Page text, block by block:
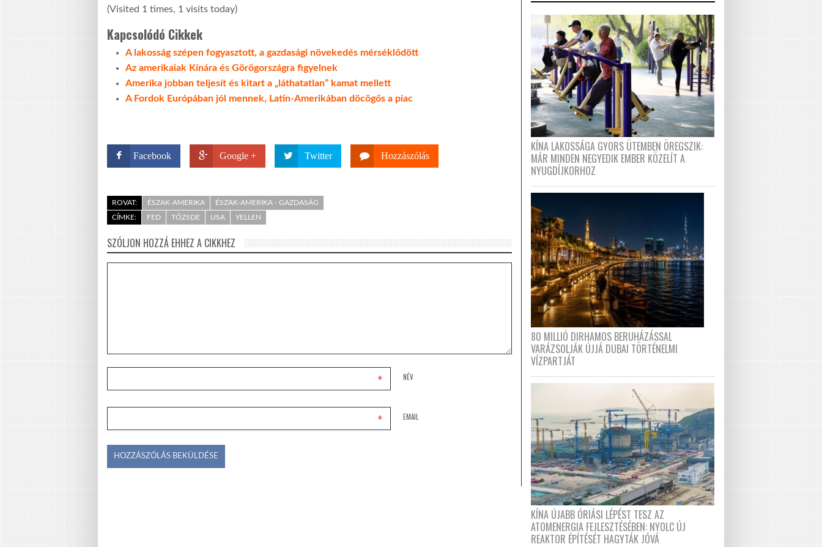
(Visited 1 times, 1 visits today)
Kapcsolódó Cikkek
A lakosság szépen fogyasztott, a gazdasági növekedés mérséklődött
Az amerikaiak Kínára és Görögországra figyelnek
Amerika jobban teljesít és kitart a „láthatatlan” kamat mellett
A Fordok Európában jól mennek, Latin-Amerikában döcögős a piac
Facebook Google + Twitter Hozzászólás
ROVAT: ÉSZAK-AMERIKA
ÉSZAK-AMERIKA - GAZDASÁG
CÍMKE:
FED TŐZSDE USA YELLEN
SZÓLJON HOZZÁ EHHEZ A CIKKHEZ
NÉV
*
EMAIL
*
KÍNA LAKOSSÁGA GYORS ÜTEMBEN ÖREGSZIK:
MÁR MINDEN NEGYEDIK EMBER KÖZELÍT A
NYUGDÍJKORHOZ
80 MILLIÓ DIRHAMOS BERUHÁZÁSSAL
VARÁZSOLJÁK ÚJJÁ DUBAI TÖRTÉNELMI
VÍZPARTJÁT
KÍNA ÚJABB ÓRIÁSI LÉPÉST TESZ AZ
ATOMENERGIA FEJLESZTÉSÉBEN: NYOLC ÚJ
REAKTOR ÉPÍTÉSÉT HAGYTÁK JÓVÁ